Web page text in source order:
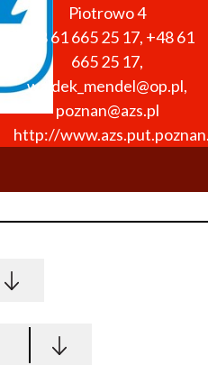
Piotrowo 4
+48 61 665 25 17, +48 61
665 25 17,
waldek_mendel@op.pl,
poznan@azs.pl
http://